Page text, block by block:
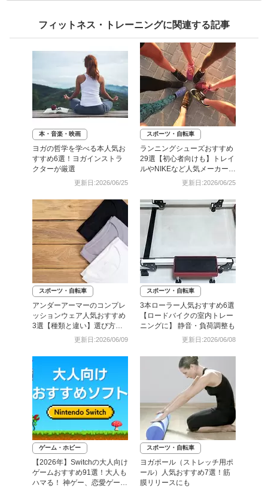
フィットネス・トレーニングに関連する記事
本・音楽・映画
ヨガの哲学を学べる本人気お
すすめ6選！ヨガインストラ
クターが厳選
更新日:2026/06/25
スポーツ・自転車
ランニングシューズおすすめ
29選【初心者向けも】トレイ
ルやNIKEなど人気メーカー厳
更新日:2026/06/25
スポーツ・自転車
アンダーアーマーのコンプレ
ッションウェア人気おすすめ
3選【種類と違い】選び方を
更新日:2026/06/09
スポーツ・自転車
3本ローラー人気おすすめ6選
【ロードバイクの室内トレー
ニングに】 静音・負荷調整も
更新日:2026/06/08
ゲーム・ホビー
【2026年】Switchの大人向け
ゲームおすすめ91選！大人も
ハマる！ 神ゲー、恋愛ゲーム
スポーツ・自転車
ヨガポール（ストレッチ用ポ
ール）人気おすすめ7選！筋
膜リリースにも